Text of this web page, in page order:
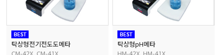
현미경/확대경
탁상형전기전도도메타
탁상형pH메타